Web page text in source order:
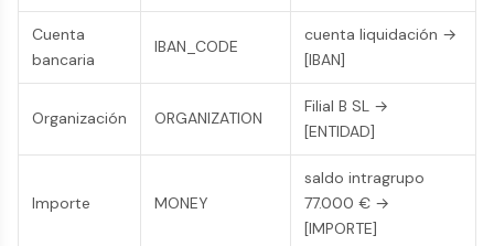
Cuenta
bancaria
IBAN_CODE
cuenta liquidación →
[IBAN]
Organización ORGANIZATION
Filial B SL →
[ENTIDAD]
Importe MONEY
saldo intragrupo
77.000 € →
[IMPORTE]